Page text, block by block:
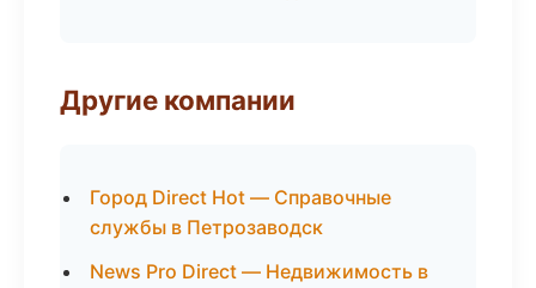
Другие компании
Город Direct Hot — Справочные
службы в Петрозаводск
News Pro Direct — Недвижимость в